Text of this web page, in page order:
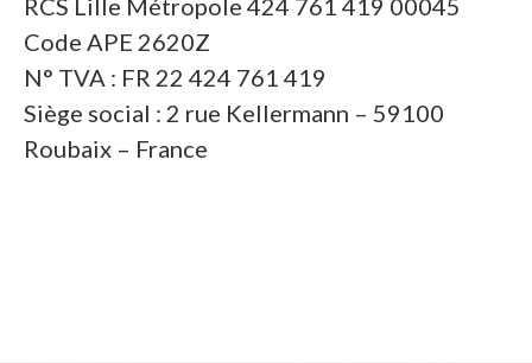
RCS Lille Métropole 424 761 419 00045
Code APE 2620Z
N° TVA : FR 22 424 761 419
Siège social : 2 rue Kellermann – 59100
Roubaix – France